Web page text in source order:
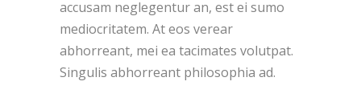
accusam neglegentur an, est ei sumo
mediocritatem. At eos verear
abhorreant, mei ea tacimates volutpat.
Singulis abhorreant philosophia ad.